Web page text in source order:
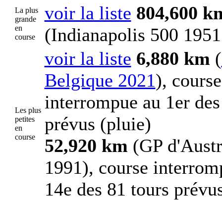
La plus
grande
en
course
voir la liste 804,600
(Indianapolis 500
Les plus
petites
en
course
voir la liste 6,880 km (
Belgique 2021), course
interrompue au 1er
prévus (pluie)
52,920 km (GP
1991), course
14e des 81 tours